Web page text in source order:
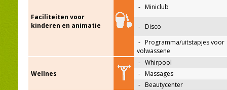
Faciliteiten voor
kinderen en animatie
- Miniclub
- Disco
- Programma/uitstapjes voor
volwassene
Wellnes
- Whirpool
- Massages
- Beautycenter